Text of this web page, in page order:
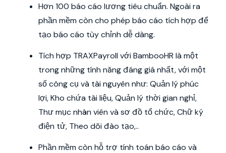
Hơn 100 báo cáo lương tiêu chuẩn. Ngoài ra
phần mềm còn cho phép báo cáo tích hợp để
tạo báo cáo tùy chỉnh dễ dàng.
Tích hợp TRAXPayroll với BambooHR là một
trong những tính năng đáng giá nhất, với một
số công cụ và tài nguyên như: Quản lý phúc
lợi, Kho chứa tài liệu, Quản lý thời gian nghỉ,
Thư mục nhân viên và sơ đồ tổ chức, Chữ ký
điện tử, Theo dõi đào tạo,..
Phần mềm còn hỗ trợ tính toán báo cáo và